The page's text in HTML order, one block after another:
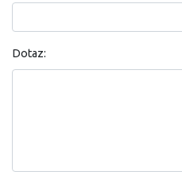
Dotaz: